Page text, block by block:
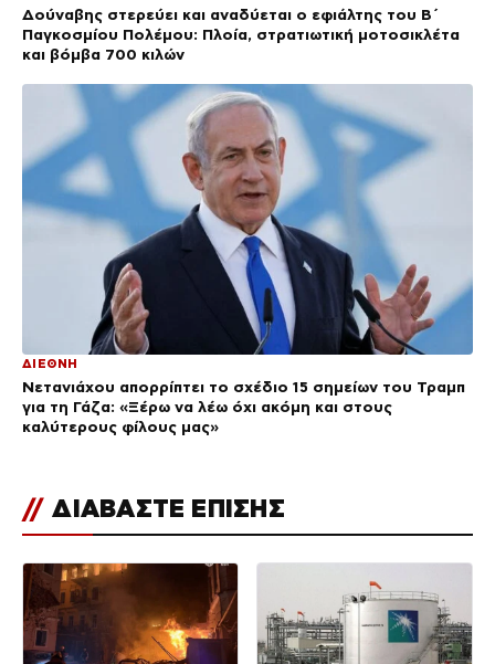
Δούναβης στερεύει και αναδύεται ο εφιάλτης του Β΄
Παγκοσμίου Πολέμου: Πλοία, στρατιωτική μοτοσικλέτα
και βόμβα 700 κιλών
ΔΙΕΘΝΗ
Νετανιάχου απορρίπτει το σχέδιο 15 σημείων του Τραμπ
για τη Γάζα: «Ξέρω να λέω όχι ακόμη και στους
καλύτερους φίλους μας»
// ΔΙΑΒΑΣΤΕ ΕΠΙΣΗΣ